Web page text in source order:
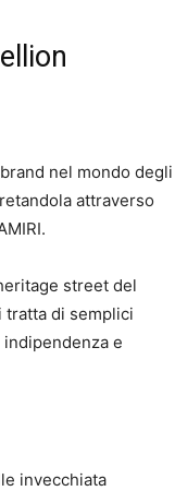
nel mondo degli
attraverso
street del
tratta di semplici
e
invecchiata